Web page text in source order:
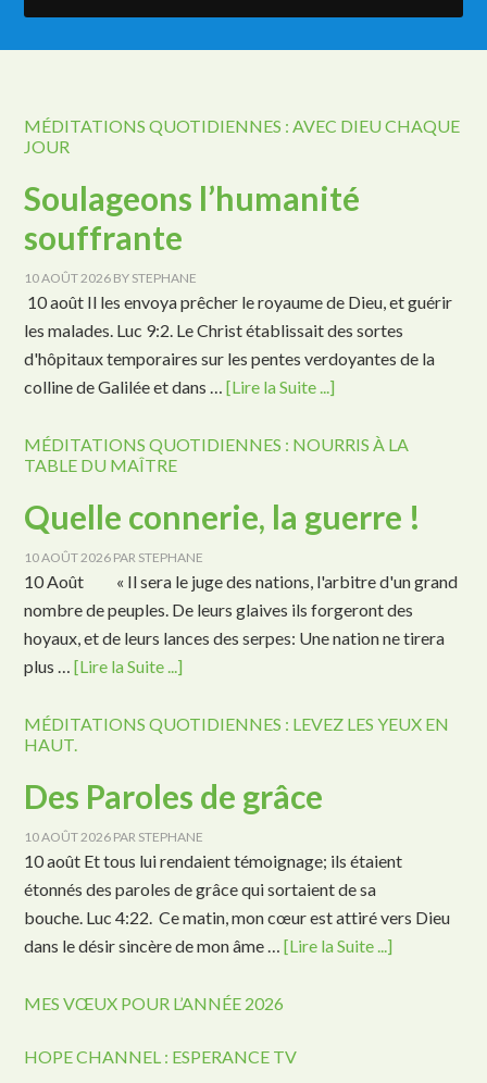
MÉDITATIONS QUOTIDIENNES : AVEC DIEU CHAQUE
JOUR
Soulageons l’humanité
souffrante
10 AOÛT 2026 BY STEPHANE
10 août Il les envoya prêcher le royaume de Dieu, et guérir
les malades. Luc 9:2. Le Christ établissait des sortes
d'hôpitaux temporaires sur les pentes verdoyantes de la
colline de Galilée et dans …[Lire la Suite ...]
MÉDITATIONS QUOTIDIENNES : NOURRIS À LA
TABLE DU MAÎTRE
Quelle connerie, la guerre !
10 AOÛT 2026 PAR STEPHANE
10 Août « Il sera le juge des nations, l'arbitre d'un grand
nombre de peuples. De leurs glaives ils forgeront des
hoyaux, et de leurs lances des serpes: Une nation ne tirera
plus …[Lire la Suite ...]
MÉDITATIONS QUOTIDIENNES : LEVEZ LES YEUX EN
HAUT.
Des Paroles de grâce
10 AOÛT 2026 PAR STEPHANE
10 août Et tous lui rendaient témoignage; ils étaient
étonnés des paroles de grâce qui sortaient de sa
bouche. Luc 4:22. Ce matin, mon cœur est attiré vers Dieu
dans le désir sincère de mon âme …[Lire la Suite ...]
MES VŒUX POUR L’ANNÉE 2026
HOPE CHANNEL : ESPERANCE TV